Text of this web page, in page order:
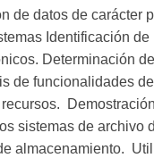
de datos de carácter
Identificación
Determinación
de funcionalidades
sistemas de archivo
almacenamiento.